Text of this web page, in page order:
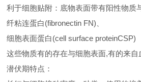
利于细胞贴附：底物表面带有阳性物质
纤粘连蛋白(fibronectin FN)、
细胞表面蛋白(cell surface proteinCSP)
这些物质有的存在与细胞表面,有的来自
潜伏期特点：